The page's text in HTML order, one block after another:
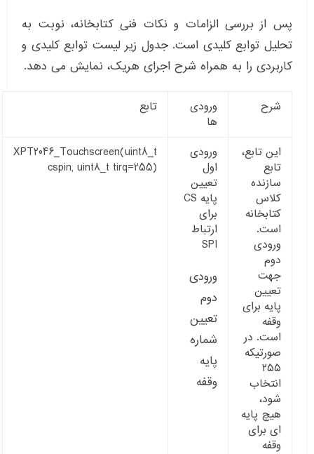
پس از بررسی الزامات و نکات فنی کتابخانه، نوبت به
تحلیل توابع کلیدی است. جدول زیر لیست توابع کلیدی و
کاربردی را به همراه شرح اجرای هریک، نمایش می دهد.
شرح
ورودی
ها
تابع
این تابع،
تابع
سازنده
کلاس
کتابخانه
است.
ورودی
دوم
جهت
تعیین
پایه برای
وقفه
است. در
صورتیکه
۲۵۵
انتخاب
شود،
هیچ پایه
ای برای
وقفه
ورودی
اول
تعیین
پایه CS
برای
ارتباط
SPI
ورودی
دوم
تعیین
شماره
پایه
وقفه
XPT2046_Touchscreen(uint8_t
cspin, uint8_t tirq=255)